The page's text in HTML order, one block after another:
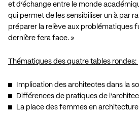
et d’échange entre le monde
qui permet de les sensibiliser un à par
préparer la relève aux problématiques
dernière fera face. »
Thématiques des quatre tables rondes:
Implication des architectes dans la
Différences de pratiques de
La place des femmes en architecture